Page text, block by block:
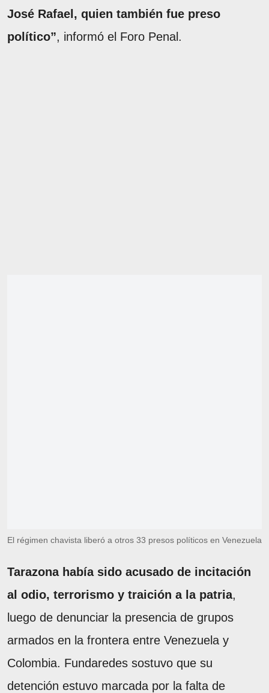
José Rafael, quien también fue preso
político”, informó el Foro Penal.
El régimen chavista liberó a otros 33 presos políticos en Venezuela
Tarazona había sido acusado de incitación
al odio, terrorismo y traición a la patria,
luego de denunciar la presencia de grupos
armados en la frontera entre Venezuela y
Colombia. Fundaredes sostuvo que su
detención estuvo marcada por la falta de